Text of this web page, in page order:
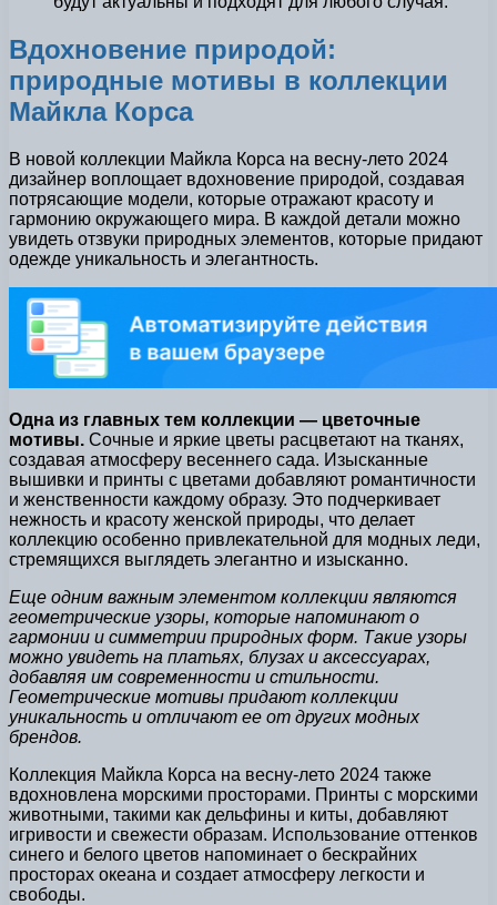
Вдохновение природой:
природные мотивы в коллекции
Майкла Корса
В новой коллекции Майкла Корса на весну-лето 2024
дизайнер воплощает вдохновение природой, создавая
потрясающие модели, которые отражают красоту и
гармонию окружающего мира. В каждой детали можно
увидеть отзвуки природных элементов, которые придают
одежде уникальность и элегантность.
Одна из главных тем коллекции — цветочные
мотивы. Сочные и яркие цветы расцветают на тканях,
создавая атмосферу весеннего сада. Изысканные
вышивки и принты с цветами добавляют романтичности
и женственности каждому образу. Это подчеркивает
нежность и красоту женской природы, что делает
коллекцию особенно привлекательной для модных леди,
стремящихся выглядеть элегантно и изысканно.
Еще одним важным элементом коллекции являются
геометрические узоры, которые напоминают о
гармонии и симметрии природных форм. Такие узоры
можно увидеть на платьях, блузах и аксессуарах,
добавляя им современности и стильности.
Геометрические мотивы придают коллекции
уникальность и отличают ее от других модных
брендов.
Коллекция Майкла Корса на весну-лето 2024 также
вдохновлена морскими просторами. Принты с морскими
животными, такими как дельфины и киты, добавляют
игривости и свежести образам. Использование оттенков
синего и белого цветов напоминает о бескрайних
просторах океана и создает атмосферу легкости и
свободы.